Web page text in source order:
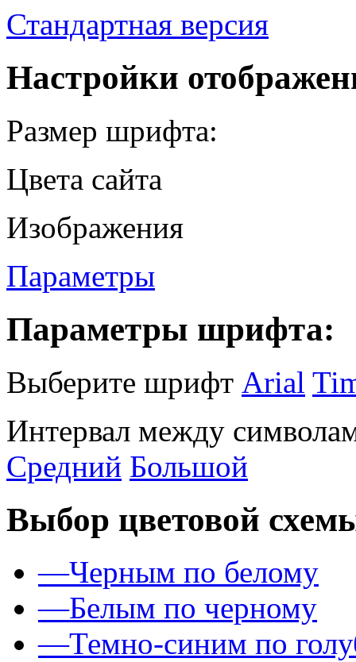
Стандартная версия
Настройки
Размер шрифта:
Цвета сайта
Изображения
Параметры
Параметры шрифта:
Выберите шрифт Arial
Интервал между
Средний Большой
Выбор цветовой
—Черным по белому
—Белым по черному
—Темно-синим по